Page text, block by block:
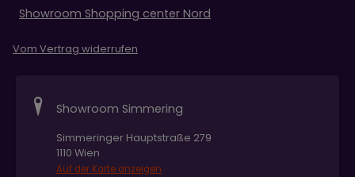
Showroom Shopping center Nord
Vom Vertrag widerrufen
Showroom Simmering
Simmeringer Hauptstraße 279
1110 Wien
Auf der Karte anzeigen